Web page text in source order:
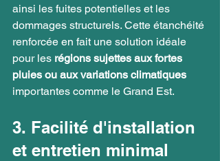
ainsi les fuites potentielles et les
dommages structurels. Cette étanchéité
renforcée en fait une solution idéale
pour les régions sujettes aux fortes
pluies ou aux variations climatiques
importantes comme le Grand Est.
3. Facilité d'installation
et entretien minimal